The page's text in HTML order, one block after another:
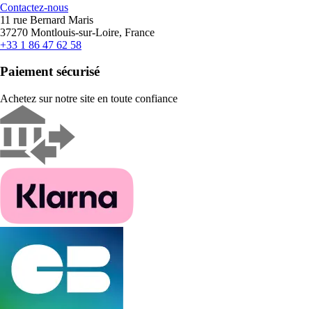
Contactez-nous
11 rue Bernard Maris
37270 Montlouis-sur-Loire, France
+33 1 86 47 62 58
Paiement sécurisé
Achetez sur notre site en toute confiance